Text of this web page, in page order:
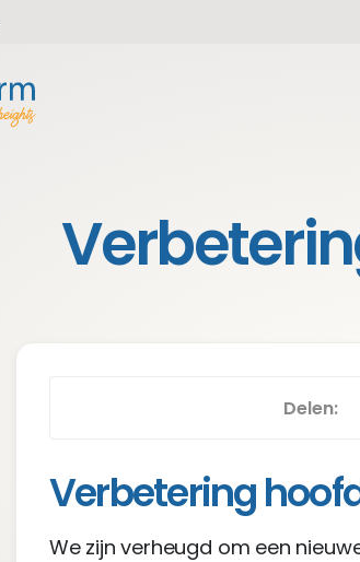
Delen:
Verbetering
We zijn verheugd om een